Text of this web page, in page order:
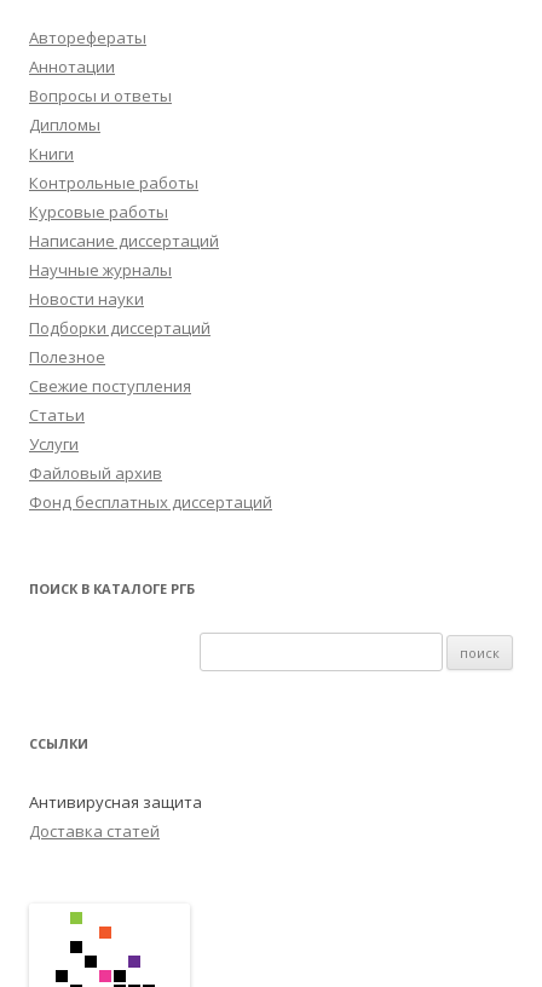
Авторефераты
Аннотации
Вопросы и ответы
Дипломы
Книги
Контрольные работы
Курсовые работы
Написание диссертаций
Научные журналы
Новости науки
Подборки диссертаций
Полезное
Свежие поступления
Статьи
Услуги
Файловый архив
Фонд бесплатных диссертаций
ПОИСК В КАТАЛОГЕ РГБ
ССЫЛКИ
Антивирусная защита
Доставка статей